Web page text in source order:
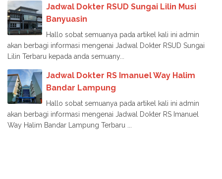
Jadwal Dokter RSUD Sungai Lilin Musi
Banyuasin
Hallo sobat semuanya pada artikel kali ini admin
akan berbagi informasi mengenai Jadwal Dokter RSUD Sungai
Lilin Terbaru kepada anda semuany...
Jadwal Dokter RS Imanuel Way Halim
Bandar Lampung
Hallo sobat semuanya pada artikel kali ini admin
akan berbagi informasi mengenai Jadwal Dokter RS Imanuel
Way Halim Bandar Lampung Terbaru ...